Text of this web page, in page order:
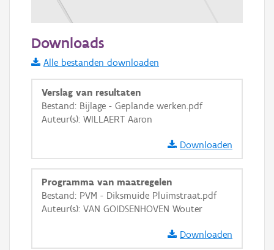
Informatie Vlaanderen
i
+ −
Basis Lagen
Downloads
Alle bestanden downloaden
Verslag van resultaten
Bestand: Bijlage - Geplande werken.pdf
Auteur(s): WILLAERT Aaron
Downloaden
Programma van maatregelen
Bestand: PVM - Diksmuide Pluimstraat.pdf
Auteur(s): VAN GOIDSENHOVEN Wouter
Downloaden